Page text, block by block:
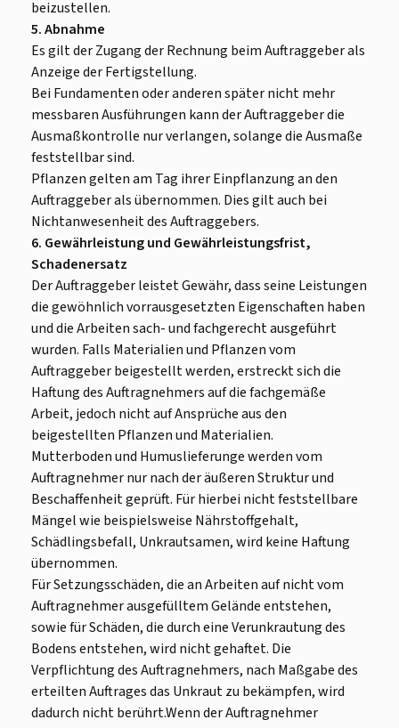
beizustellen.
5. Abnahme
Es gilt der Zugang der Rechnung beim Auftraggeber als
Anzeige der Fertigstellung.
Bei Fundamenten oder anderen später nicht mehr
messbaren Ausführungen kann der Auftraggeber die
Ausmaßkontrolle nur verlangen, solange die Ausmaße
feststellbar sind.
Pflanzen gelten am Tag ihrer Einpflanzung an den
Auftraggeber als übernommen. Dies gilt auch bei
Nichtanwesenheit des Auftraggebers.
6. Gewährleistung und Gewährleistungsfrist,
Schadenersatz
Der Auftraggeber leistet Gewähr, dass seine Leistungen
die gewöhnlich vorrausgesetzten Eigenschaften haben
und die Arbeiten sach- und fachgerecht ausgeführt
wurden. Falls Materialien und Pflanzen vom
Auftraggeber beigestellt werden, erstreckt sich die
Haftung des Auftragnehmers auf die fachgemäße
Arbeit, jedoch nicht auf Ansprüche aus den
beigestellten Pflanzen und Materialien.
Mutterboden und Humuslieferunge werden vom
Auftragnehmer nur nach der äußeren Struktur und
Beschaffenheit geprüft. Für hierbei nicht feststellbare
Mängel wie beispielsweise Nährstoffgehalt,
Schädlingsbefall, Unkrautsamen, wird keine Haftung
übernommen.
Für Setzungsschäden, die an Arbeiten auf nicht vom
Auftragnehmer ausgefülltem Gelände entstehen,
sowie für Schäden, die durch eine Verunkrautung des
Bodens entstehen, wird nicht gehaftet. Die
Verpflichtung des Auftragnehmers, nach Maßgabe des
erteilten Auftrages das Unkraut zu bekämpfen, wird
dadurch nicht berührt.Wenn der Auftragnehmer